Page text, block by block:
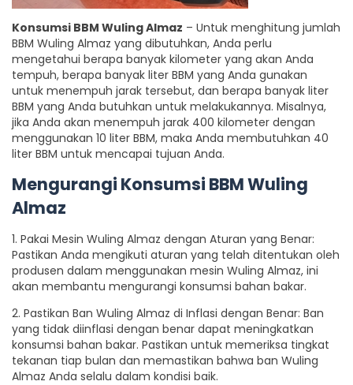
Konsumsi BBM Wuling Almaz – Untuk menghitung jumlah
BBM Wuling Almaz yang dibutuhkan, Anda perlu
mengetahui berapa banyak kilometer yang akan Anda
tempuh, berapa banyak liter BBM yang Anda gunakan
untuk menempuh jarak tersebut, dan berapa banyak liter
BBM yang Anda butuhkan untuk melakukannya. Misalnya,
jika Anda akan menempuh jarak 400 kilometer dengan
menggunakan 10 liter BBM, maka Anda membutuhkan 40
liter BBM untuk mencapai tujuan Anda.
Mengurangi Konsumsi BBM Wuling
Almaz
1. Pakai Mesin Wuling Almaz dengan Aturan yang Benar:
Pastikan Anda mengikuti aturan yang telah ditentukan oleh
produsen dalam menggunakan mesin Wuling Almaz, ini
akan membantu mengurangi konsumsi bahan bakar.
2. Pastikan Ban Wuling Almaz di Inflasi dengan Benar: Ban
yang tidak diinflasi dengan benar dapat meningkatkan
konsumsi bahan bakar. Pastikan untuk memeriksa tingkat
tekanan tiap bulan dan memastikan bahwa ban Wuling
Almaz Anda selalu dalam kondisi baik.